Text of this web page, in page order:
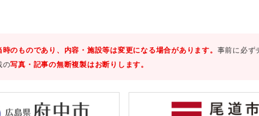
のものであり、内容・施設等は変更になる場合があります。 事前に必ず
の写真・記事の無断複製はお断りします。